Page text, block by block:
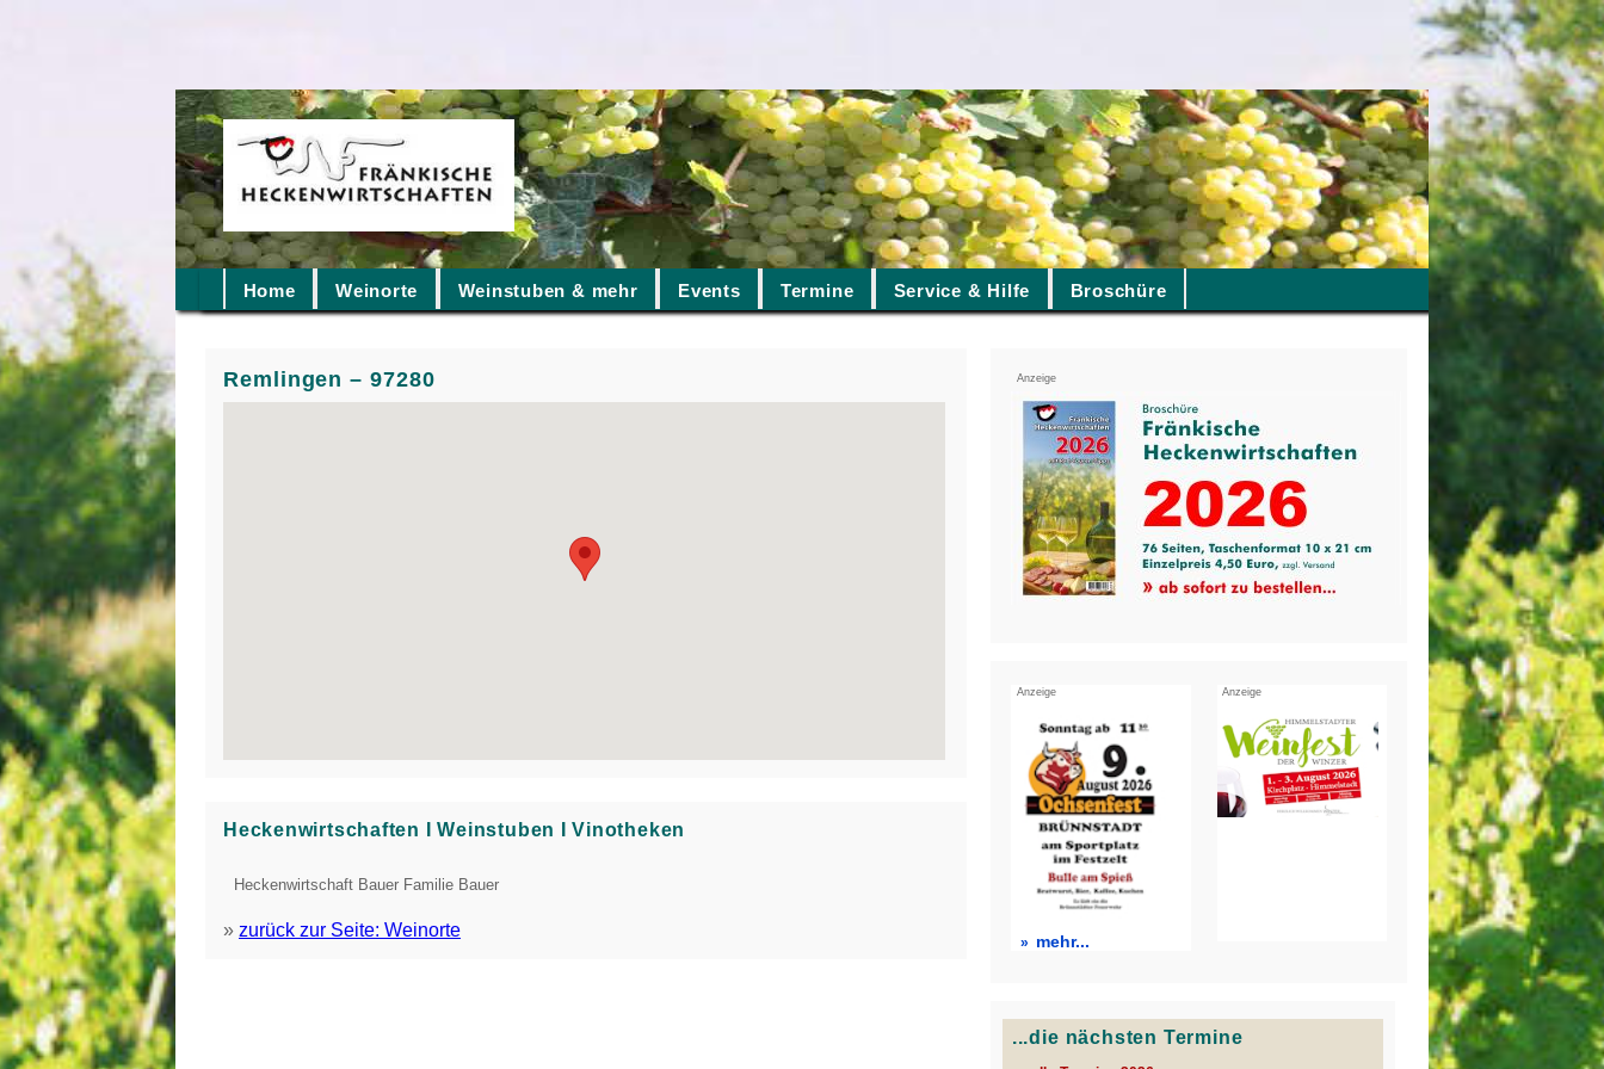
Home Weinorte Weinstuben & mehr Events Termine Service & Hilfe Broschüre
Remlingen – 97280
Heckenwirtschaften Ι Weinstuben Ι Vinotheken
Heckenwirtschaft Bauer Familie Bauer
» zurück zur Seite: Weinorte
Anzeige
Anzeige
mehr...
Anzeige
...die nächsten Termine